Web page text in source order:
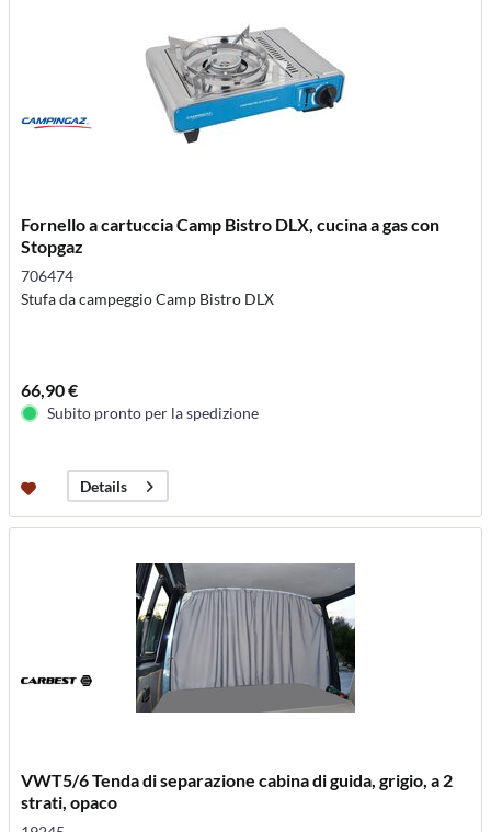
Fornello a cartuccia Camp Bistro DLX, cucina a gas con
Stopgaz
706474
Stufa da campeggio Camp Bistro DLX
66,90 €
Subito pronto per la spedizione
Details
VWT5/6 Tenda di separazione cabina di guida, grigio, a 2
strati, opaco